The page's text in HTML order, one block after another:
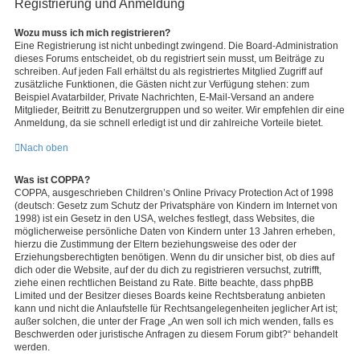
Registrierung und Anmeldung
Wozu muss ich mich registrieren?
Eine Registrierung ist nicht unbedingt zwingend. Die Board-Administration
dieses Forums entscheidet, ob du registriert sein musst, um Beiträge zu
schreiben. Auf jeden Fall erhältst du als registriertes Mitglied Zugriff auf
zusätzliche Funktionen, die Gästen nicht zur Verfügung stehen: zum
Beispiel Avatarbilder, Private Nachrichten, E-Mail-Versand an andere
Mitglieder, Beitritt zu Benutzergruppen und so weiter. Wir empfehlen dir eine
Anmeldung, da sie schnell erledigt ist und dir zahlreiche Vorteile bietet.
Nach oben
Was ist COPPA?
COPPA, ausgeschrieben Children’s Online Privacy Protection Act of 1998
(deutsch: Gesetz zum Schutz der Privatsphäre von Kindern im Internet von
1998) ist ein Gesetz in den USA, welches festlegt, dass Websites, die
möglicherweise persönliche Daten von Kindern unter 13 Jahren erheben,
hierzu die Zustimmung der Eltern beziehungsweise des oder der
Erziehungsberechtigten benötigen. Wenn du dir unsicher bist, ob dies auf
dich oder die Website, auf der du dich zu registrieren versuchst, zutrifft,
ziehe einen rechtlichen Beistand zu Rate. Bitte beachte, dass phpBB
Limited und der Besitzer dieses Boards keine Rechtsberatung anbieten
kann und nicht die Anlaufstelle für Rechtsangelegenheiten jeglicher Art ist;
außer solchen, die unter der Frage „An wen soll ich mich wenden, falls es
Beschwerden oder juristische Anfragen zu diesem Forum gibt?“ behandelt
werden.